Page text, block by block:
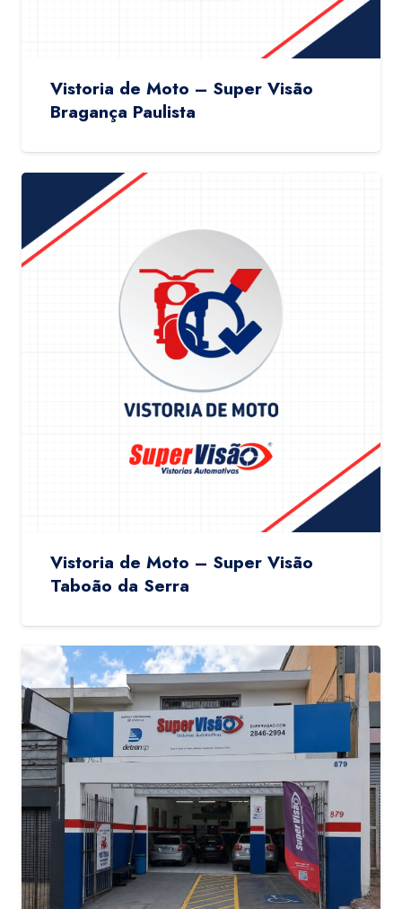
Vistoria de Moto – Super Visão
Bragança Paulista
Vistoria de Moto – Super Visão
Taboão da Serra